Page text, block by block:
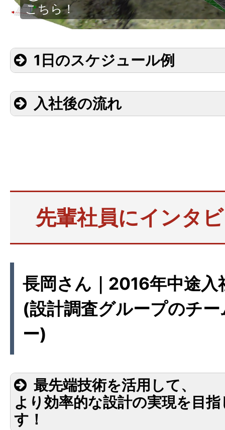
③道路ができる前の現状データ
1日のスケジュール例
08:30〜
始業、メールチェッ
定をチェック
作業工程の打ち合わ
12:00〜 昼食
方から南の方まで)
15:00〜 会社に戻って、図面
入社後の流れ
先輩社員にインタ
長岡さん｜2016年中途入
(設計調査グループのチ
ー)
最先端技術を活用して、
より効率的な設計の実現を目
す！